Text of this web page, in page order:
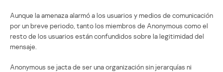
Aunque la amenaza alarmó a los usuarios y medios de comunicación
por un breve periodo, tanto los miembros de Anonymous como el
resto de los usuarios están confundidos sobre la legitimidad del
mensaje.
Anonymous se jacta de ser una organización sin jerarquías ni